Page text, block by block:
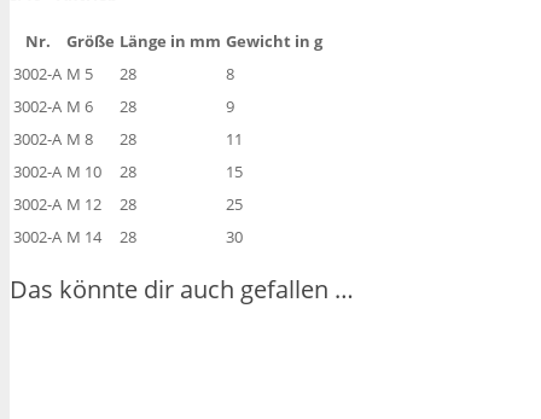
Nr. Größe Länge in mm Gewicht in g
3002-A M 5 28
8
3002-A M 6 28
9
3002-A M 8 28
11
3002-A M 10 28
15
3002-A M 12 28
25
3002-A M 14 28 30
Das könnte dir auch gefallen …